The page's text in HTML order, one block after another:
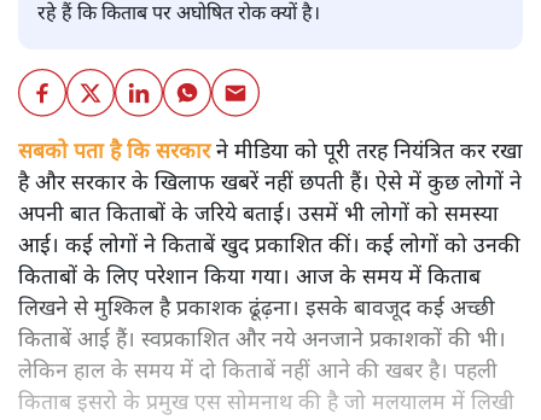
रहे हैं कि किताब पर अघोषित रोक क्यों है।
सबको पता है कि सरकारने मीडिया को पूरी तरह नियंत्रित कर रखा
है और सरकार के खिलाफ खबरें नहीं छपती हैं। ऐसे में कुछ लोगों ने
अपनी बात किताबों के जरिये बताई। उसमें भी लोगों को समस्या
आई। कई लोगों ने किताबें खुद प्रकाशित कीं। कई लोगों को उनकी
किताबों के लिए परेशान किया गया। आज के समय में किताब
लिखने से मुश्किल है प्रकाशक ढूंढ़ना। इसके बावजूद कई अच्छी
किताबें आई हैं। स्वप्रकाशित और नये अनजाने प्रकाशकों की भी।
लेकिन हाल के समय में दो किताबें नहीं आने की खबर है। पहली
किताब इसरो के प्रमुख एस सोमनाथ की है जो मलयालम में लिखी